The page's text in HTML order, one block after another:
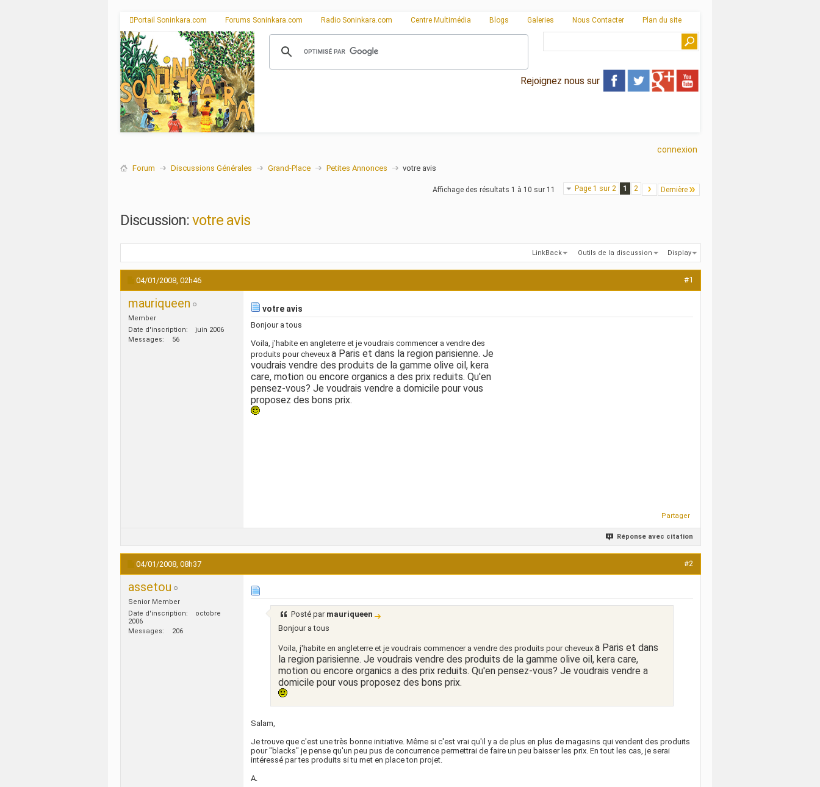
Portail Soninkara.com Forums Soninkara.com Radio Soninkara.com Centre Multimédia Blogs Galeries Nous Contacter Plan du site
Rejoignez nous sur
connexion
Forum Discussions Générales Grand-Place Petites Annonces votre avis
Page 1 sur 2 1 2 Dernière
Affichage des résultats 1 à 10 sur 11
Discussion:votre avis
LinkBack Outils de la discussion Display
04/01/2008, 02h46 #1
mauriqueen
Member
Date d'inscription
juin 2006
Messages
56
votre avis
Bonjour a tous
Voila, j'habite en angleterre et je voudrais commencer a vendre des
produits pour cheveux a Paris et dans la region parisienne. Je
voudrais vendre des produits de la gamme olive oil, kera
care, motion ou encore organics a des prix reduits. Qu'en
pensez-vous? Je voudrais vendre a domicile pour vous
proposez des bons prix.
Partager
Réponse avec citation
04/01/2008, 08h37 #2
assetou
Senior Member
Date d'inscription
octobre
2006
Messages
206
Posté par mauriqueen
Bonjour a tous
Voila, j'habite en angleterre et je voudrais commencer a vendre des produits pour cheveux a Paris et dans
la region parisienne. Je voudrais vendre des produits de la gamme olive oil, kera care,
motion ou encore organics a des prix reduits. Qu'en pensez-vous? Je voudrais vendre a
domicile pour vous proposez des bons prix.
Salam,
Je trouve que c'est une très bonne initiative. Même si c'est vrai qu'il y a de plus en plus de magasins qui vendent des produits
pour "blacks" je pense qu'un peu pus de concurrence permettrai de faire un peu baisser les prix. En tout les cas, je serai
intéressé par tes produits si tu met en place ton projet.
A.